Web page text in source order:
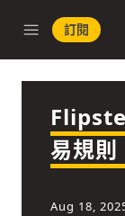
訂閱
易規則
Aug 18,